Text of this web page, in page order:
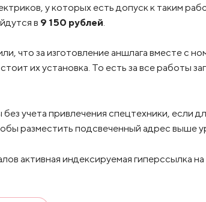
у которых есть допуск к таким
в 9 150 рублей
что за изготовление аншлага вместе с
стоит их установка. То есть за все работы
учета привлечения спецтехники, если
разместить подсвеченный адрес выше
активная индексируемая гиперссылка на